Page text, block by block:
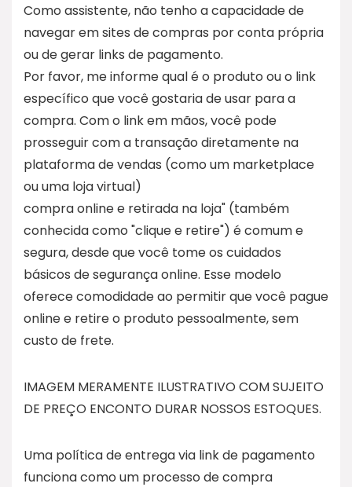
Como assistente, não tenho a capacidade de
navegar em sites de compras por conta própria
ou de gerar links de pagamento.
Por favor, me informe qual é o produto ou o link
específico que você gostaria de usar para a
compra. Com o link em mãos, você pode
prosseguir com a transação diretamente na
plataforma de vendas (como um marketplace
ou uma loja virtual)
compra online e retirada na loja" (também
conhecida como "clique e retire") é comum e
segura, desde que você tome os cuidados
básicos de segurança online. Esse modelo
oferece comodidade ao permitir que você pague
online e retire o produto pessoalmente, sem
custo de frete.
IMAGEM MERAMENTE ILUSTRATIVO COM SUJEITO
DE PREÇO ENCONTO DURAR NOSSOS ESTOQUES.
Uma política de entrega via link de pagamento
funciona como um processo de compra